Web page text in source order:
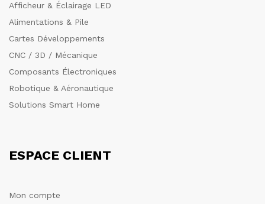
Afficheur & Éclairage LED
Alimentations & Pile
Cartes Développements
CNC / 3D / Mécanique
Composants Électroniques
Robotique & Aéronautique
Solutions Smart Home
ESPACE CLIENT
Mon compte